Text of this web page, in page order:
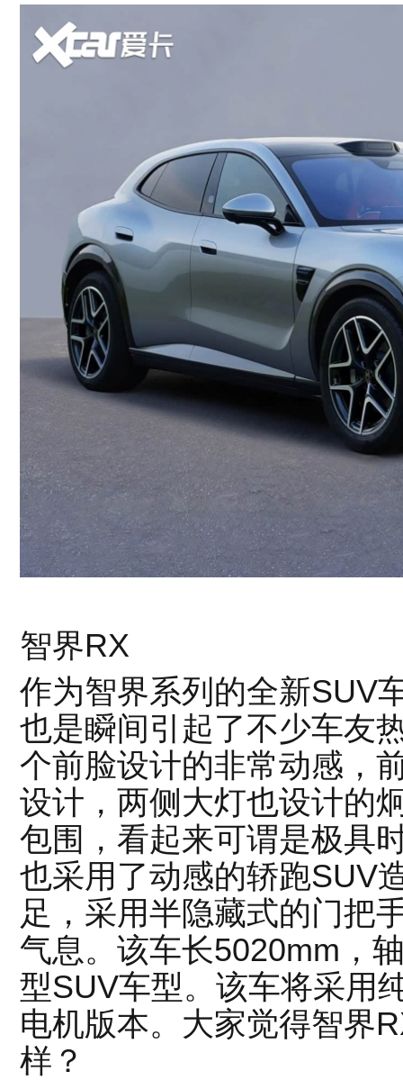
智界RX
作为智界系列的全新SUV
也是瞬间引起了不少车友
个前脸设计的非常动感，
设计，两侧大灯也设计的
包围，看起来可谓是极具
也采用了动感的轿跑SUV
足，采用半隐藏式的门把
气息。该车长5020mm，
型SUV车型。该车将采用
电机版本。大家觉得智界
样？